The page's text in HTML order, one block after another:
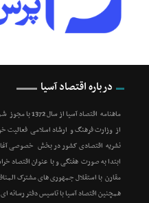
درباره اقتصاد آسیا
ماهنامه اقتصاد آسیا از سال 1372 با مجوز شماره 124/5138
از وزارت فرهنگ و ارشاد اسلامی فعالیت
نشریه اقتصادی کشور در بخش خصوصی
ابتدا به صورت هفتگی و با عنوان اقتصاد
مقارن با استقلال جمهوری های مشترک
همچنین اقتصاد آسیا با تاسیس دفتر رسانه